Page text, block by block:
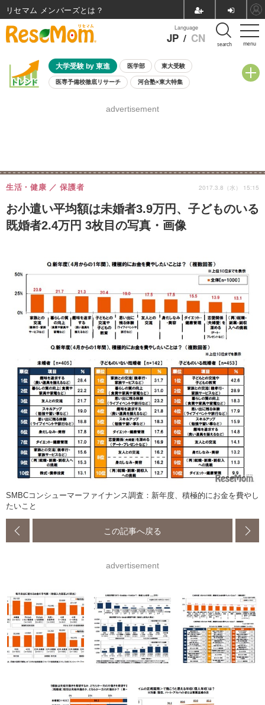
menu
Language
JP / CN search
大学受験 by 東進 医学部 東大受験
医専予備校徹底リサーチ 河合塾×東大特集
8月開催学校説明会・相談会
advertisement
お小遣い平均額は未婚者3.9万円、子どものいる
既婚者2.4万円 3枚目の写真・画像
生活・健康 保護者 2017.3.8（水） 15:15
SMBCコンシューマーファイナンス調査：新年度、積極的にお金を費やし
たいこと
この記事へ戻る
advertisement
リセマム メンバーズ